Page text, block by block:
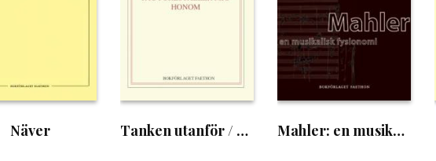
Näver Tanken utanför / Michel Foucault som jag föreställer mig honom Mahler: en musikalisk fysionomi